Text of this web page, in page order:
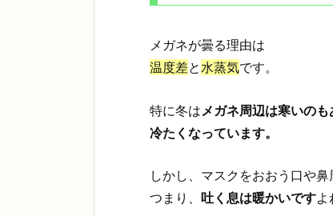
メガネが曇る理由は
温度差と水蒸気です。
特に冬は メガネ周辺は寒いのも
冷たくなっています。
しかし、マスクをおおう口や鼻
つまり、 吐く息は暖かいですよ